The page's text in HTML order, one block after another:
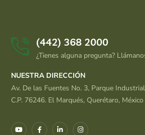
(442) 368 2000
¿Tienes alguna pregunta?
NUESTRA DIRECCIÓN
Av. De las Fuentes No. 3, Parque
C.P. 76246. El Marqués, Querétaro, México